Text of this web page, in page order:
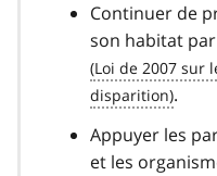
Continuer de
son habitat
.
Appuyer les
et les